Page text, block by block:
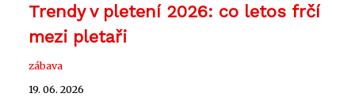
Trendy v pletení 2026: co letos frčí
mezi pletaři
zábava
19. 06. 2026